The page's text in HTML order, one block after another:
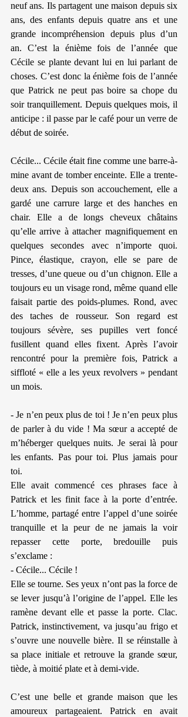
neuf ans. Ils partagent une maison depuis six
ans, des enfants depuis quatre ans et une
grande incompréhension depuis plus d’un
an. C’est la énième fois de l’année que
Cécile se plante devant lui en lui parlant de
choses. C’est donc la énième fois de l’année
que Patrick ne peut pas boire sa chope du
soir tranquillement. Depuis quelques mois, il
anticipe : il passe par le café pour un verre de
début de soirée.
Cécile... Cécile était fine comme une barre-à-
mine avant de tomber enceinte. Elle a trente-
deux ans. Depuis son accouchement, elle a
gardé une carrure large et des hanches en
chair. Elle a de longs cheveux châtains
qu’elle arrive à attacher magnifiquement en
quelques secondes avec n’importe quoi.
Pince, élastique, crayon, elle se pare de
tresses, d’une queue ou d’un chignon. Elle a
toujours eu un visage rond, même quand elle
faisait partie des poids-plumes. Rond, avec
des taches de rousseur. Son regard est
toujours sévère, ses pupilles vert foncé
fusillent quand elles fixent. Après l’avoir
rencontré pour la première fois, Patrick a
siffloté « elle a les yeux revolvers » pendant
un mois.
- Je n’en peux plus de toi ! Je n’en peux plus
de parler à du vide ! Ma sœur a accepté de
m’héberger quelques nuits. Je serai là pour
les enfants. Pas pour toi. Plus jamais pour
toi.
Elle avait commencé ces phrases face à
Patrick et les finit face à la porte d’entrée.
L’homme, partagé entre l’appel d’une soirée
tranquille et la peur de ne jamais la voir
repasser cette porte, bredouille puis
s’exclame :
- Cécile... Cécile !
Elle se tourne. Ses yeux n’ont pas la force de
se lever jusqu’à l’origine de l’appel. Elle les
ramène devant elle et passe la porte. Clac.
Patrick, instinctivement, va jusqu’au frigo et
s’ouvre une nouvelle bière. Il se réinstalle à
sa place initiale et retrouve la grande sœur,
tiède, à moitié plate et à demi-vide.
C’est une belle et grande maison que les
amoureux partageaient. Patrick en avait